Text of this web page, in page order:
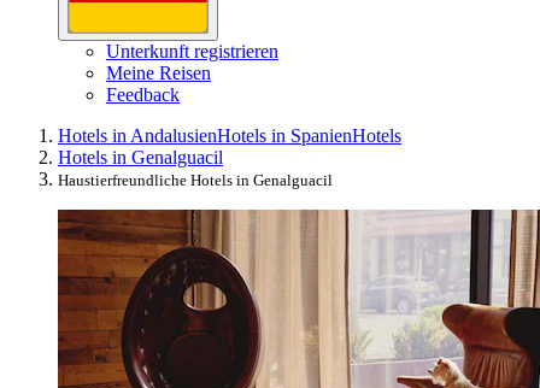
Unterkunft registrieren
Meine Reisen
Feedback
Hotels in AndalusienHotels in SpanienHotels
Hotels in Genalguacil
Haustierfreundliche Hotels in Genalguacil